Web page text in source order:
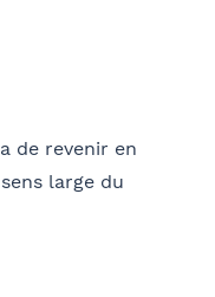
de revenir en
large du